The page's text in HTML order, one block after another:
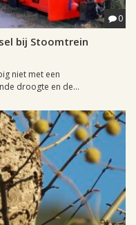
0
bij Stoomtrein
niet met een
droogte en de...